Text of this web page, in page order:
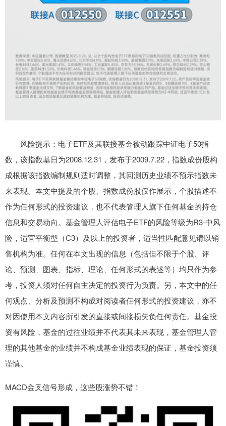
风险提示：电子ETF及其联接基金被动跟踪中证电子50指
数，该指数基日为2008.12.31，发布于2009.7.22，指数成份股构
成根据该指数编制规则适时调整，其回测历史业绩不预示指数未
来表现。本文中提及的个股、指数成份股仅作展示，个股描述不
作为任何形式的投资建议，也不代表管理人旗下任何基金的持仓
信息和交易动向。基金管理人评估电子ETF的风险等级为R3-中风
险，适宜平衡型（C3）及以上的投资者，适当性匹配意见请以销
售机构为准。任何在本文出现的信息（包括但不限于个股、评
论、预测、图表、指标、理论、任何形式的表述等）均只作为参
考，投资人须对任何自主决定的投资行为负责。另，本文中的任
何观点、分析及预测不构成对阅读者任何形式的投资建议，亦不
对因使用本文内容所引发的直接或间接损失负任何责任。基金投
资有风险，基金的过往业绩并不代表其未来表现，基金管理人管
理的其他基金的业绩并不构成基金业绩表现的保证，基金投资须
谨慎。
MACD金叉信号形成，这些股涨势不错！